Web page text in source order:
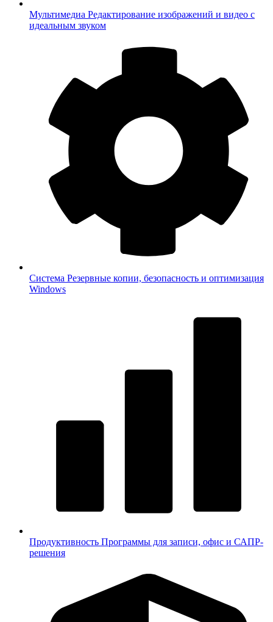
Мультимедиа Редактирование изображений и видео с
идеальным звуком
Система Резервные копии, безопасность и оптимизация
Windows
Продуктивность Программы для записи, офис и САПР-
решения